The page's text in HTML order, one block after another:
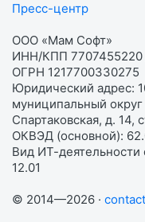
Пресс-центр
ООО «Мам Софт»
ИНН/КПП 7707455220
ОГРН 1217700330275
Юридический адрес:
муниципальный
Спартаковская, д. 14,
ОКВЭД (основной):
Вид ИТ-деятельности
12.01
© 2014—2026 ·